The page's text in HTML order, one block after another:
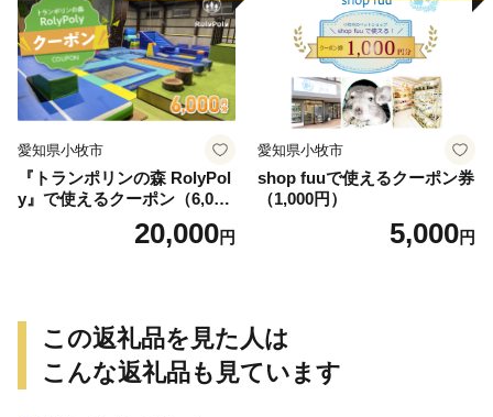
愛知県小牧市
『トランポリンの森 RolyPol
y』で使えるクーポン（6,000
20,000円
愛知県小牧市
shop fuuで使えるクーポン券
（1,000円）
5,000円
この返礼品を見た人は
こんな返礼品も見ています